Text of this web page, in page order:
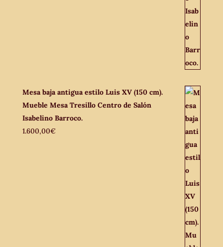
Mesa baja antigua estilo Luis XV (150 cm).
Mueble Mesa Tresillo Centro de Salón
Isabelino Barroco.
1.600,00€